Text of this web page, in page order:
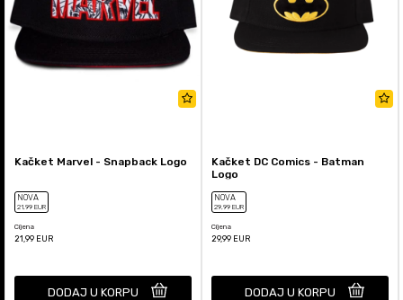
Kačket Marvel - Snapback Logo
NOVA
21,99 EUR
Cijena
21,99 EUR
DODAJ U KORPU
Kačket DC Comics - Batman
Logo
NOVA
29,99 EUR
Cijena
29,99 EUR
DODAJ U KORPU